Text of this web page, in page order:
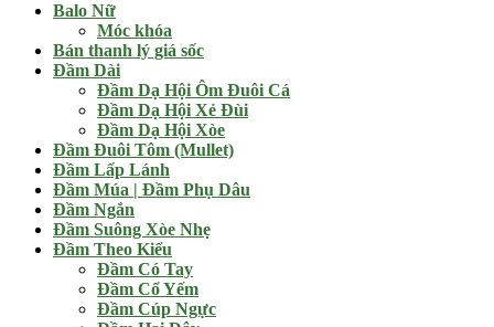
Balo Nữ
Móc khóa
Bán thanh lý giá sốc
Đầm Dài
Đầm Dạ Hội Ôm Đuôi Cá
Đầm Dạ Hội Xẻ Đùi
Đầm Dạ Hội Xòe
Đầm Đuôi Tôm (Mullet)
Đầm Lấp Lánh
Đầm Múa | Đầm Phụ Dâu
Đầm Ngắn
Đầm Suông Xòe Nhẹ
Đầm Theo Kiểu
Đầm Có Tay
Đầm Cổ Yếm
Đầm Cúp Ngực